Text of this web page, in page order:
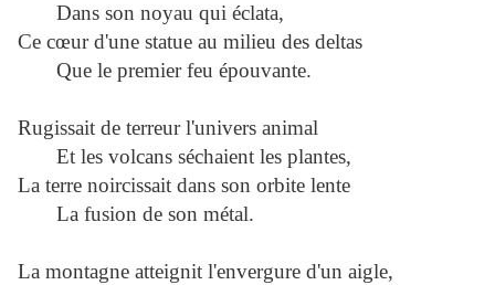
Dans son noyau qui éclata,
Ce cœur d'une statue au milieu des deltas
Que le premier feu épouvante.
Rugissait de terreur l'univers animal
Et les volcans séchaient les plantes,
La terre noircissait dans son orbite lente
La fusion de son métal.
La montagne atteignit l'envergure d'un aigle,